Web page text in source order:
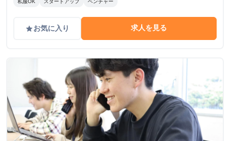
私服OK スタートアップ ベンチャー
gradeお気に入り 求人を見る